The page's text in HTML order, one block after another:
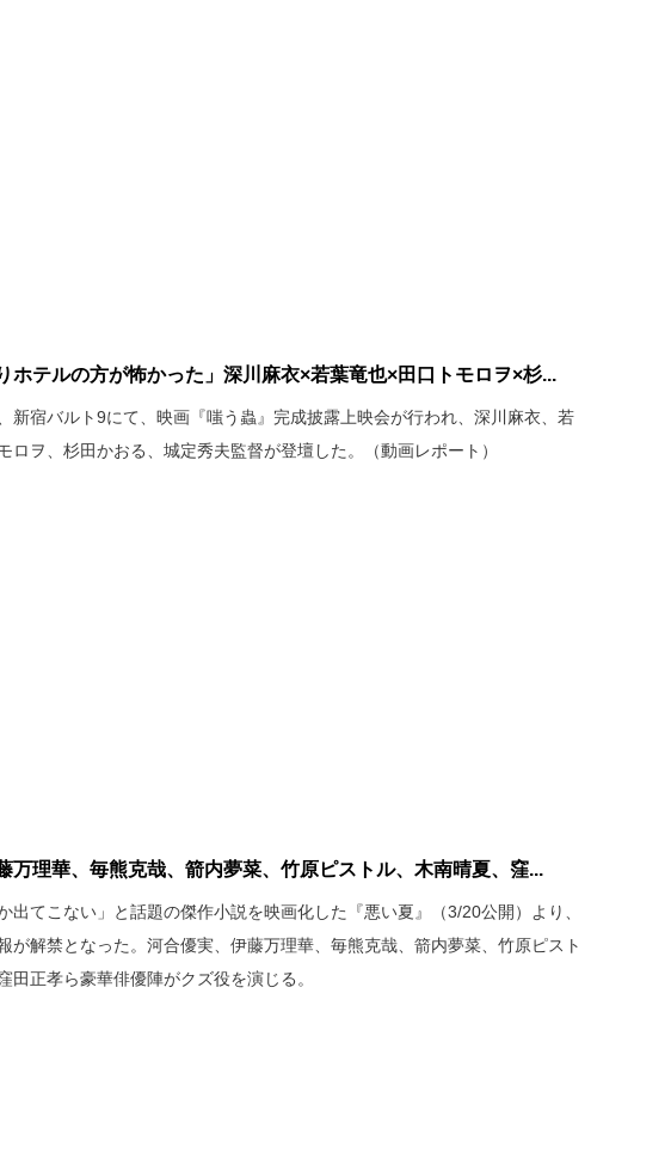
ホテルの方が怖かった」深川麻衣×若葉竜也×田口トモロヲ×杉...
新宿バルト9にて、映画『嗤う蟲』完成披露上映会が行われ、深川麻衣、若
ロヲ、杉田かおる、城定秀夫監督が登壇した。（動画レポート）
万理華、毎熊克哉、箭内夢菜、竹原ピストル、木南晴夏、窪...
出てこない」と話題の傑作小説を映画化した『悪い夏』（3/20公開）より、
が解禁となった。河合優実、伊藤万理華、毎熊克哉、箭内夢菜、竹原ピスト
田正孝ら豪華俳優陣がクズ役を演じる。